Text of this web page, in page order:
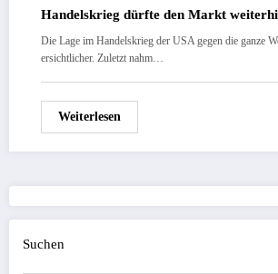
Handelskrieg dürfte den Markt
Die Lage im Handelskrieg der USA gegen die ganze
ersichtlicher. Zuletzt nahm…
Weiterlesen
Suchen